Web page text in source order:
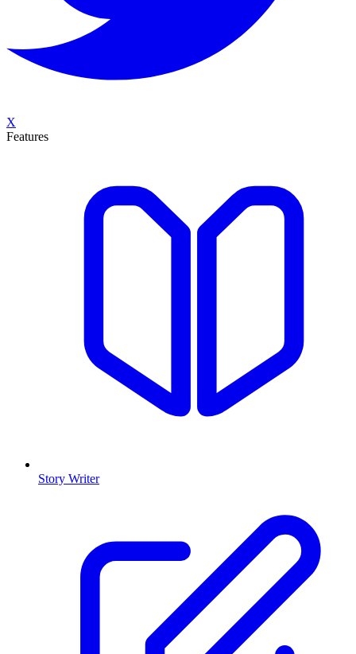
X
Features
Story Writer